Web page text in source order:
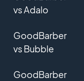
vs Adalo
GoodBarber
vs Bubble
GoodBarber